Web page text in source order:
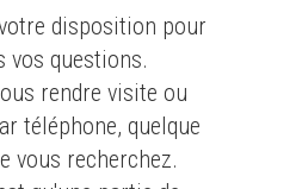
disposition pour
vos questions.
rendre visite ou
téléphone, quelque
vous recherchez.